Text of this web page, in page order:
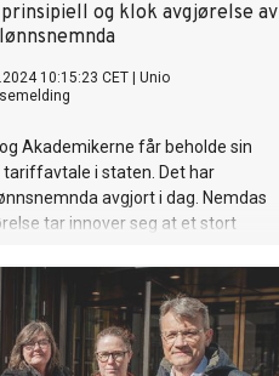
og klok avgjørelse av
10:15:23 CET
Unio
Akademikerne får beholde sin
tariffavtale i staten. Det har
avgjort i dag. Nemdas
tar innover seg at et stort
tilbud.